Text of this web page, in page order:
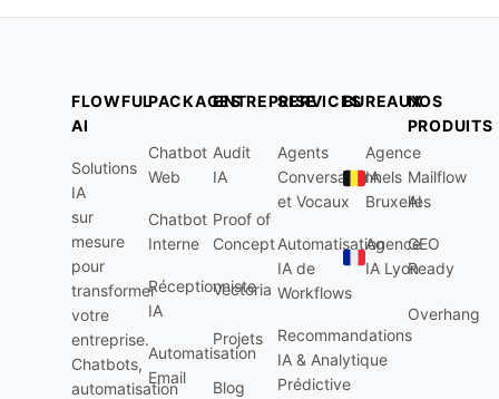
FLOWFUL
AI
Solutions
IA
sur
mesure
pour
transformer
votre
entreprise.
Chatbots,
automatisation
PACKAGES
Chatbot
Web
Chatbot
Interne
Réceptionniste
IA
Automatisation
Email
ENTREPRISE
Audit
IA
Proof of
Concept
Vectoria
Projets
Blog
SERVICES
Agents
Conversationnels
et Vocaux
Automatisation
IA de
Workflows
Recommandations
IA & Analytique
Prédictive
BUREAUX
Agence
IA
Bruxelles
Agence
IA Lyon
NOS
PRODUITS
Mailflow
AI
GEO
Ready
Overhang